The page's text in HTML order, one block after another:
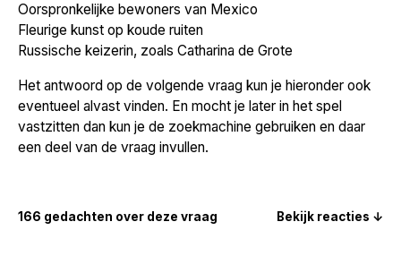
Oorspronkelijke bewoners van Mexico
Fleurige kunst op koude ruiten
Russische keizerin, zoals Catharina de Grote
Het antwoord op de volgende vraag kun je hieronder ook
eventueel alvast vinden. En mocht je later in het spel
vastzitten dan kun je de zoekmachine gebruiken en daar
een deel van de vraag invullen.
166 gedachten over deze vraag Bekijk reacties ↓